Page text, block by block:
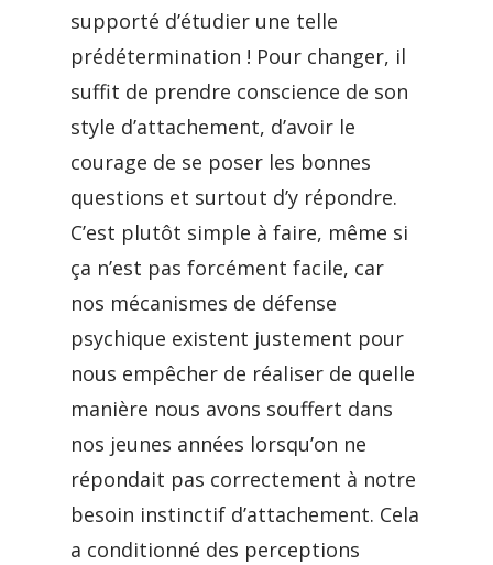
supporté d’étudier une telle
prédétermination ! Pour changer, il
suffit de prendre conscience de son
style d’attachement, d’avoir le
courage de se poser les bonnes
questions et surtout d’y répondre.
C’est plutôt simple à faire, même si
ça n’est pas forcément facile, car
nos mécanismes de défense
psychique existent justement pour
nous empêcher de réaliser de quelle
manière nous avons souffert dans
nos jeunes années lorsqu’on ne
répondait pas correctement à notre
besoin instinctif d’attachement. Cela
a conditionné des perceptions